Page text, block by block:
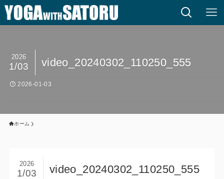
video_20240302_110250_555
2026
1/03
2026-01-03
ホーム
video_20240302_110250_555
2026
1/03